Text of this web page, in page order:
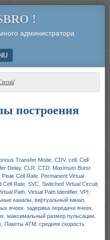
!
администратора
'
построения
Transfer Mode CDV, cell Cell
Delay, CLR CTD Maximum Burst
Peak Cell Rate Permanent Virtual
Cell Rate SVC Switched Virtual Circuit
Path Virtual Path Identifier, VPI
каналы виртуальный канал
ячеек задержка передачи ячеек
максимальный размер пульсации
Пакеты АТМ средняя скорость